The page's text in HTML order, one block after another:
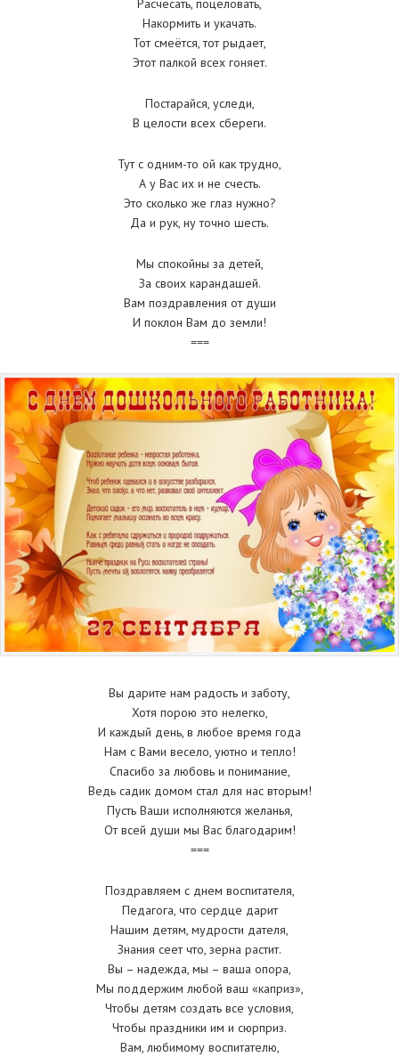
Расчесать, поцеловать,
Накормить и укачать.
Тот смеётся, тот рыдает,
Этот палкой всех гоняет.
Постарайся, уследи,
В целости всех сбереги.
Тут с одним-то ой как трудно,
А у Вас их и не счесть.
Это сколько же глаз нужно?
Да и рук, ну точно шесть.
Мы спокойны за детей,
За своих карандашей.
Вам поздравления от души
И поклон Вам до земли!
===
Вы дарите нам радость и заботу,
Хотя порою это нелегко,
И каждый день, в любое время года
Нам с Вами весело, уютно и тепло!
Спасибо за любовь и понимание,
Ведь садик домом стал для нас вторым!
Пусть Ваши исполняются желанья,
От всей души мы Вас благодарим!
===
Поздравляем с днем воспитателя,
Педагога, что сердце дарит
Нашим детям, мудрости дателя,
Знания сеет что, зерна растит.
Вы – надежда, мы – ваша опора,
Мы поддержим любой ваш «каприз»,
Чтобы детям создать все условия,
Чтобы праздники им и сюрприз.
Вам, любимому воспитателю,